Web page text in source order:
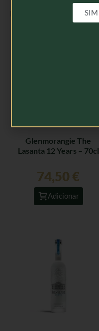
Produtos Relacionados
Glenmorangie The
Lasanta 12 Years – 70cl
74,50 €
Adicionar
SIM